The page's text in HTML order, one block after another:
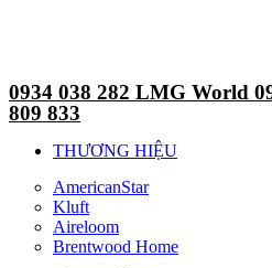
0934 038 282 LMG World
809 833
THƯƠNG HIỆU
AmericanStar
Kluft
Aireloom
Brentwood Home